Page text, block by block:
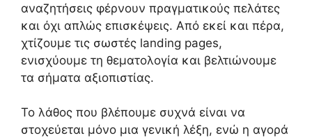
αναζητήσεις φέρνουν πραγματικούς πελάτες
και όχι απλώς επισκέψεις. Από εκεί και πέρα,
χτίζουμε τις σωστές landing pages,
ενισχύουμε τη θεματολογία και βελτιώνουμε
τα σήματα αξιοπιστίας.
Το λάθος που βλέπουμε συχνά είναι να
στοχεύεται μόνο μια γενική λέξη, ενώ η αγορά